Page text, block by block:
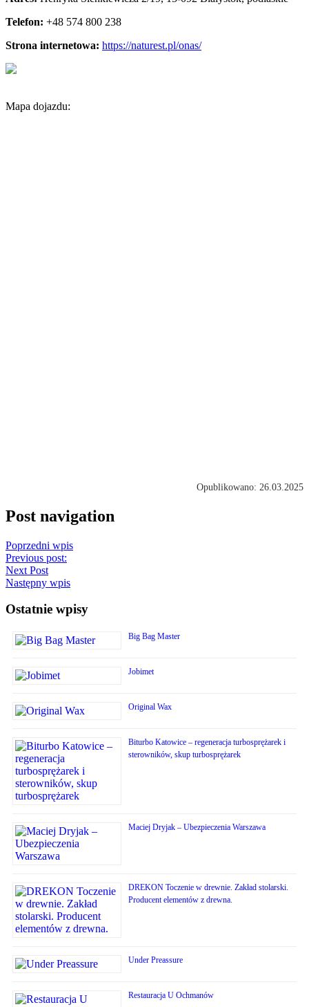
Telefon: +48 574 800 238
Strona internetowa: https://naturest.pl/onas/
Mapa dojazdu:
Opublikowano: 26.03.2025
Post navigation
Poprzedni wpis
Previous post:
Next Post
Następny wpis
Ostatnie wpisy
Big Bag Master
Jobimet
Original Wax
Biturbo Katowice – regeneracja turbosprężarek i
sterowników, skup turbosprężarek
Maciej Dryjak – Ubezpieczenia Warszawa
DREKON Toczenie w drewnie. Zakład stolarski.
Producent elementów z drewna.
Under Preassure
Restauracja U Ochmanów